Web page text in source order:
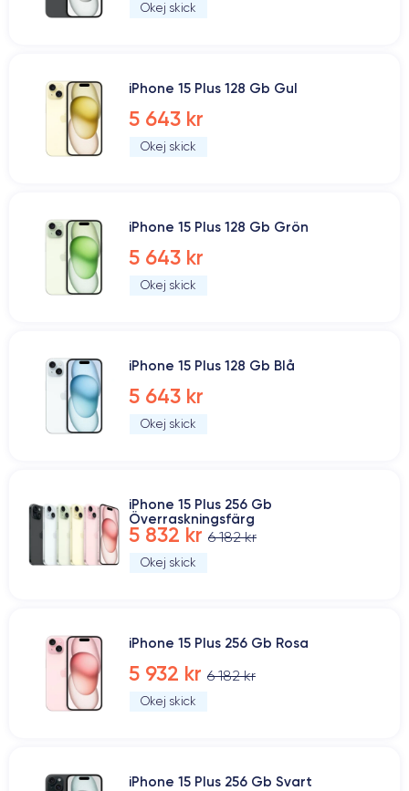
Okej skick
iPhone 15 Plus 128 Gb Gul
5 643 kr
Okej skick
iPhone 15 Plus 128 Gb Grön
5 643 kr
Okej skick
iPhone 15 Plus 128 Gb Blå
5 643 kr
Okej skick
iPhone 15 Plus 256 Gb
Överraskningsfärg
5 832 kr 6 182 kr
Okej skick
iPhone 15 Plus 256 Gb Rosa
5 932 kr 6 182 kr
Okej skick
iPhone 15 Plus 256 Gb Svart